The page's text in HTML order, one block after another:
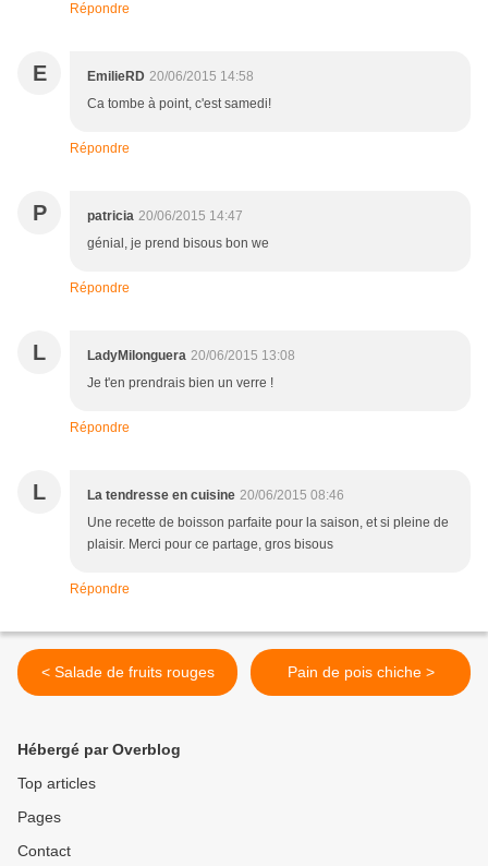
Répondre
E EmilieRD 20/06/2015 14:58
Ca tombe à point, c'est samedi!
Répondre
P patricia 20/06/2015 14:47
génial, je prend bisous bon we
Répondre
L LadyMilonguera 20/06/2015 13:08
Je t'en prendrais bien un verre !
Répondre
L La tendresse en cuisine 20/06/2015 08:46
Une recette de boisson parfaite pour la saison, et si pleine de
plaisir. Merci pour ce partage, gros bisous
Répondre
< Salade de fruits rouges Pain de pois chiche >
Hébergé par Overblog
Top articles
Pages
Contact